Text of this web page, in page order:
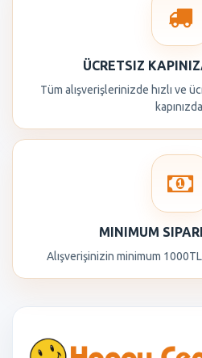
ÜCRETSIZ
Tüm alışverişlerinizde hızlı ve
MINIMUM
Alışverişinizin minimum